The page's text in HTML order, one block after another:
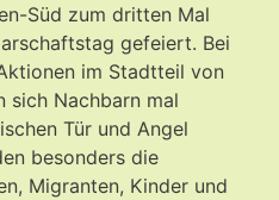
Süd zum dritten Mal
gefeiert. Bei
im Stadtteil von
sich Nachbarn mal
Tür und Angel
besonders die
Migranten, Kinder und